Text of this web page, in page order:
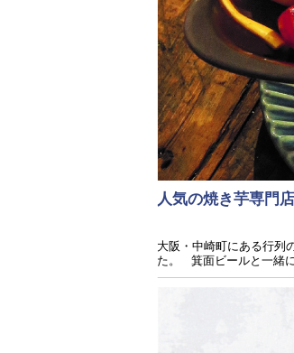
人気の焼き芋専門
大阪・中崎町にある行列
た。 箕面ビールと一緒